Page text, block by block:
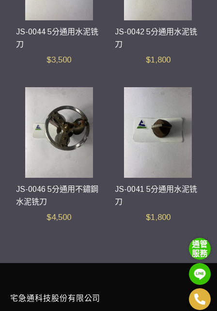
JS-0044 5分通用水泥铣
刀
$3,500
JS-0042 5分通用水泥铣
刀
$1,800
JS-0046 5分通用不鏽鋼
水泥铣刀
$4,500
JS-0041 5分通用水泥铣
刀
$1,800
宅急通科技股份有限公司
通管
服務